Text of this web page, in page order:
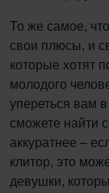
То же самое,
свои плюсы, и
которые хотят
молодого
упереться вам
сможете найти
аккуратнее –
клитор, это
девушки,